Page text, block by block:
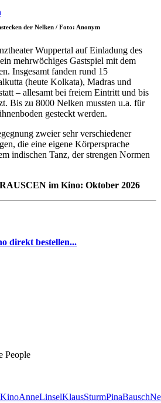
der Nelken / Foto: Anonym
Wuppertal auf Einladung des
mehrwöchiges Gastspiel mit dem
Insgesamt fanden rund 15
(heute Kolkata), Madras und
– allesamt bei freiem Eintritt und bis
Bis zu 8000 Nelken mussten u.a. für
gesteckt werden.
zweier sehr verschiedener
die eine eigene Körpersprache
indischen Tanz, der strengen Normen
im Kino: Oktober 2026
direkt bestellen...
People
KinoAnneLinselKlausSturmPinaBausch